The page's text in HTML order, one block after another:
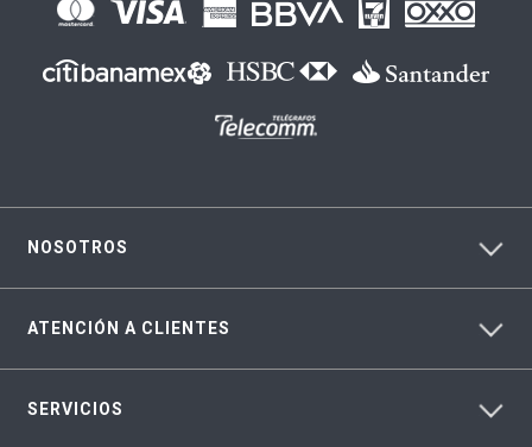
NOSOTROS
ATENCIÓN A CLIENTES
SERVICIOS